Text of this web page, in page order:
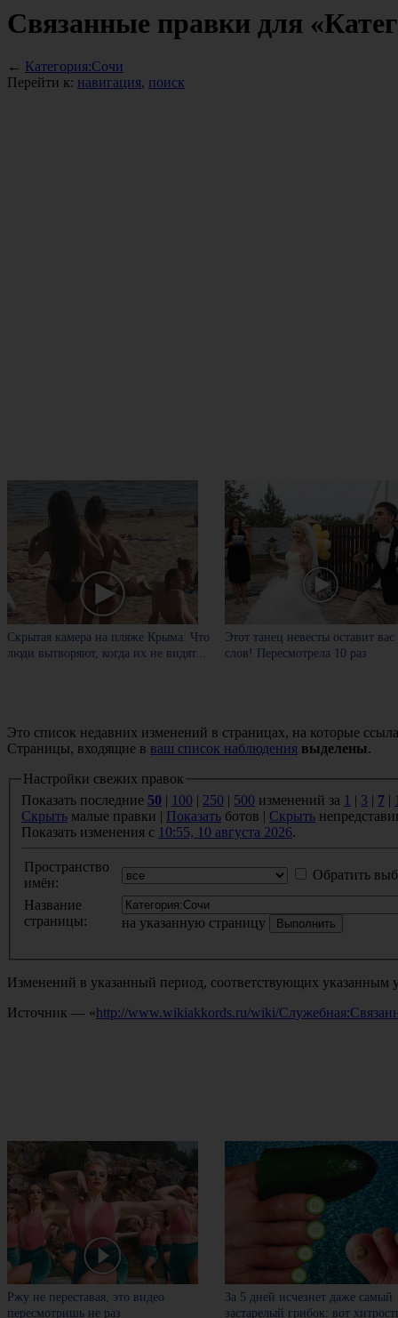
Связанные правки для
← Категория:Сочи
Перейти к: навигация, поиск
Скрытая камера на пляже Крыма: Что
люди вытворяют, когда их не видят...
Этот танец невесты оставит вас
слов! Пересмотрела 10 раз
Это список недавних изменений в страницах, на которые
Страницы, входящие в ваш список наблюдения выделены.
Настройки свежих правок
Показать последние 50 | 100 | 250 | 500 изменений за 1 | 3 | 7 |
Скрыть малые правки | Показать ботов | Скрыть
Показать изменения с 10:55, 10 августа 2026.
Пространство
имён:
Обратить
Название
страницы:
на указанную страницу
Изменений в указанный период, соответствующих указанным
Источник — «http://www.wikiakkords.ru/wiki/
Ржу не переставая, это видео
пересмотришь не раз
За 5 дней исчезнет даже самый
застарелый грибок: вот